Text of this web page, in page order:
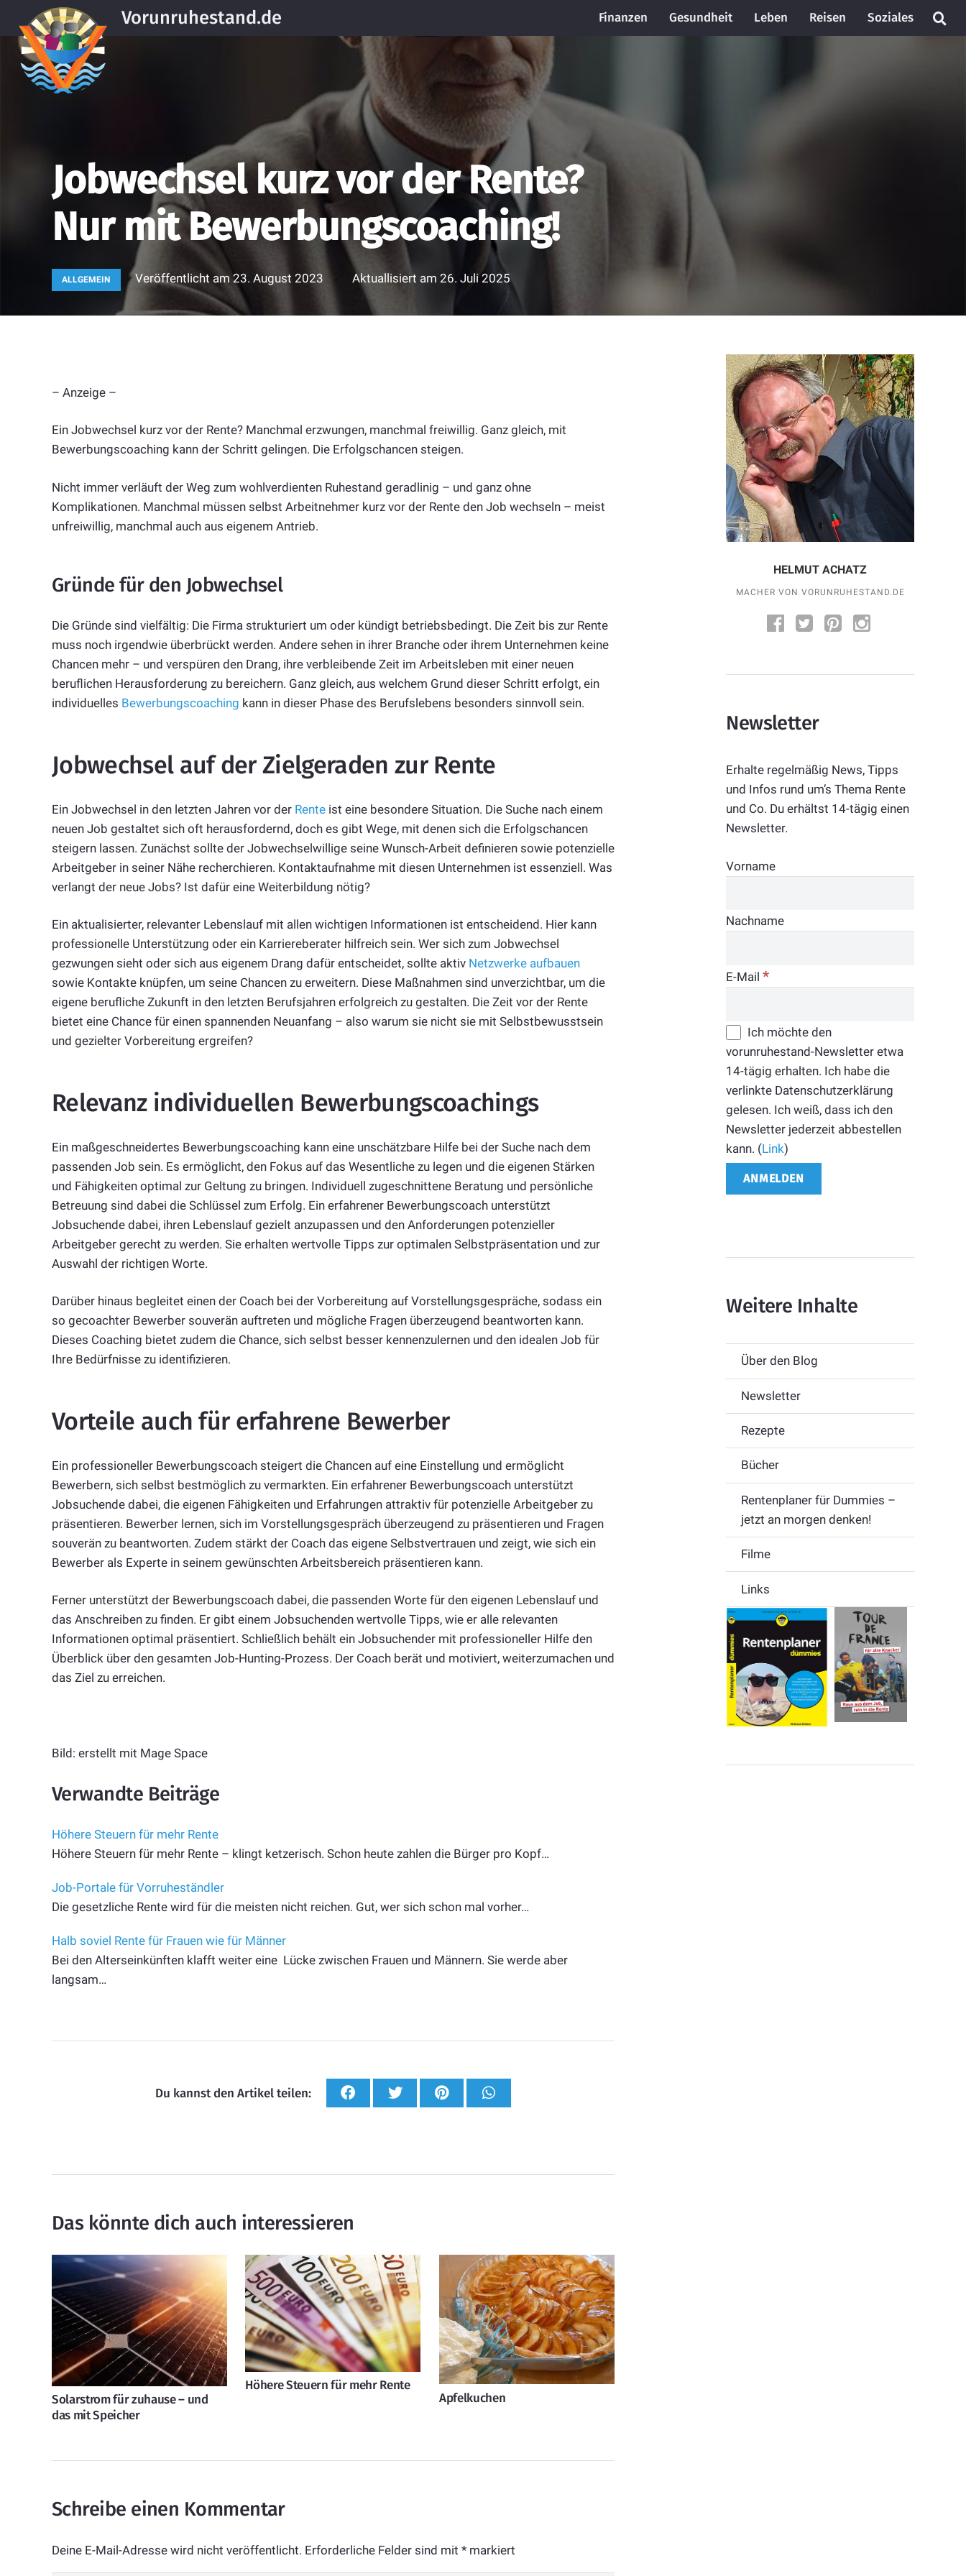
Vorunruhestand.de Finanzen Gesundheit Leben Reisen Soziales
Jobwechsel kurz vor der Rente?
Nur mit Bewerbungscoaching!
ALLGEMEIN Veröffentlicht am23. August 2023 Aktuallisiert am26. Juli 2025
– Anzeige –
Ein Jobwechsel kurz vor der Rente? Manchmal erzwungen, manchmal freiwillig. Ganz gleich, mit
Bewerbungscoaching kann der Schritt gelingen. Die Erfolgschancen steigen.
Nicht immer verläuft der Weg zum wohlverdienten Ruhestand geradlinig – und ganz ohne
Komplikationen. Manchmal müssen selbst Arbeitnehmer kurz vor der Rente den Job wechseln – meist
unfreiwillig, manchmal auch aus eigenem Antrieb.
Gründe für den Jobwechsel
Die Gründe sind vielfältig: Die Firma strukturiert um oder kündigt betriebsbedingt. Die Zeit bis zur Rente
muss noch irgendwie überbrückt werden. Andere sehen in ihrer Branche oder ihrem Unternehmen keine
Chancen mehr – und verspüren den Drang, ihre verbleibende Zeit im Arbeitsleben mit einer neuen
beruflichen Herausforderung zu bereichern. Ganz gleich, aus welchem Grund dieser Schritt erfolgt, ein
individuelles Bewerbungscoaching kann in dieser Phase des Berufslebens besonders sinnvoll sein.
Jobwechsel auf der Zielgeraden zur Rente
Ein Jobwechsel in den letzten Jahren vor der Rente ist eine besondere Situation. Die Suche nach einem
neuen Job gestaltet sich oft herausfordernd, doch es gibt Wege, mit denen sich die Erfolgschancen
steigern lassen. Zunächst sollte der Jobwechselwillige seine Wunsch-Arbeit definieren sowie potenzielle
Arbeitgeber in seiner Nähe recherchieren. Kontaktaufnahme mit diesen Unternehmen ist essenziell. Was
verlangt der neue Jobs? Ist dafür eine Weiterbildung nötig?
Ein aktualisierter, relevanter Lebenslauf mit allen wichtigen Informationen ist entscheidend. Hier kann
professionelle Unterstützung oder ein Karriereberater hilfreich sein. Wer sich zum Jobwechsel
gezwungen sieht oder sich aus eigenem Drang dafür entscheidet, sollte aktiv Netzwerke aufbauen
sowie Kontakte knüpfen, um seine Chancen zu erweitern. Diese Maßnahmen sind unverzichtbar, um die
eigene berufliche Zukunft in den letzten Berufsjahren erfolgreich zu gestalten. Die Zeit vor der Rente
bietet eine Chance für einen spannenden Neuanfang – also warum sie nicht sie mit Selbstbewusstsein
und gezielter Vorbereitung ergreifen?
Relevanz individuellen Bewerbungscoachings
Ein maßgeschneidertes Bewerbungscoaching kann eine unschätzbare Hilfe bei der Suche nach dem
passenden Job sein. Es ermöglicht, den Fokus auf das Wesentliche zu legen und die eigenen Stärken
und Fähigkeiten optimal zur Geltung zu bringen. Individuell zugeschnittene Beratung und persönliche
Betreuung sind dabei die Schlüssel zum Erfolg. Ein erfahrener Bewerbungscoach unterstützt
Jobsuchende dabei, ihren Lebenslauf gezielt anzupassen und den Anforderungen potenzieller
Arbeitgeber gerecht zu werden. Sie erhalten wertvolle Tipps zur optimalen Selbstpräsentation und zur
Auswahl der richtigen Worte.
Darüber hinaus begleitet einen der Coach bei der Vorbereitung auf Vorstellungsgespräche, sodass ein
so gecoachter Bewerber souverän auftreten und mögliche Fragen überzeugend beantworten kann.
Dieses Coaching bietet zudem die Chance, sich selbst besser kennenzulernen und den idealen Job für
Ihre Bedürfnisse zu identifizieren.
Vorteile auch für erfahrene Bewerber
Ein professioneller Bewerbungscoach steigert die Chancen auf eine Einstellung und ermöglicht
Bewerbern, sich selbst bestmöglich zu vermarkten. Ein erfahrener Bewerbungscoach unterstützt
Jobsuchende dabei, die eigenen Fähigkeiten und Erfahrungen attraktiv für potenzielle Arbeitgeber zu
präsentieren. Bewerber lernen, sich im Vorstellungsgespräch überzeugend zu präsentieren und Fragen
souverän zu beantworten. Zudem stärkt der Coach das eigene Selbstvertrauen und zeigt, wie sich ein
Bewerber als Experte in seinem gewünschten Arbeitsbereich präsentieren kann.
Ferner unterstützt der Bewerbungscoach dabei, die passenden Worte für den eigenen Lebenslauf und
das Anschreiben zu finden. Er gibt einem Jobsuchenden wertvolle Tipps, wie er alle relevanten
Informationen optimal präsentiert. Schließlich behält ein Jobsuchender mit professioneller Hilfe den
Überblick über den gesamten Job-Hunting-Prozess. Der Coach berät und motiviert, weiterzumachen und
das Ziel zu erreichen.
Bild: erstellt mit Mage Space
Verwandte Beiträge
Höhere Steuern für mehr Rente
Höhere Steuern für mehr Rente – klingt ketzerisch. Schon heute zahlen die Bürger pro Kopf…
Job-Portale für Vorruheständler
Die gesetzliche Rente wird für die meisten nicht reichen. Gut, wer sich schon mal vorher…
Halb soviel Rente für Frauen wie für Männer
Bei den Alterseinkünften klafft weiter eine Lücke zwischen Frauen und Männern. Sie werde aber
langsam…
Du kannst den Artikel teilen:
Das könnte dich auch interessieren
Solarstrom für zuhause – und
das mit Speicher
Höhere Steuern für mehr Rente
Apfelkuchen
Schreibe einen Kommentar
Deine E-Mail-Adresse wird nicht veröffentlicht. Erforderliche Felder sind mit * markiert
HELMUT ACHATZ
MACHER VON VORUNRUHESTAND.DE
Newsletter
Erhalte regelmäßig News, Tipps
und Infos rund um’s Thema Rente
und Co. Du erhältst 14-tägig einen
Newsletter.
Vorname
Nachname
E-Mail*
Ich möchte den
vorunruhestand-Newsletter etwa
14-tägig erhalten. Ich habe die
verlinkte Datenschutzerklärung
gelesen. Ich weiß, dass ich den
Newsletter jederzeit abbestellen
kann. (Link)
Weitere Inhalte
Über den Blog
Newsletter
Rezepte
Bücher
Rentenplaner für Dummies –
jetzt an morgen denken!
Filme
Links